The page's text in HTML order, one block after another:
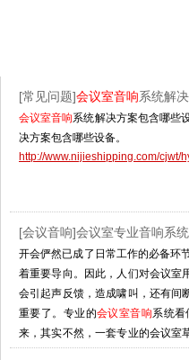
[常见问题]会议室音响系统解
会议室音响系统解决方案包含哪些
决方案包含哪些设备。
http://www.nijieshipping.com/cjwt/
[会议音响]会议室专业音响系
开会俨然已成了日常工作的必备环
着重要导向。因此，人们对会议室
会引起声反馈，造成啸叫，还有间
重要了。专业的会议室音响系统看
来，其实不然，一套专业的会议室